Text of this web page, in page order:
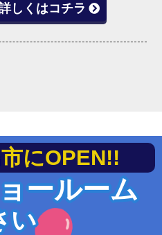
しくはコチラ
にOPEN!!
ールーム
い